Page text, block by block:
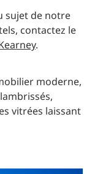
sujet de notre
contactez le
.